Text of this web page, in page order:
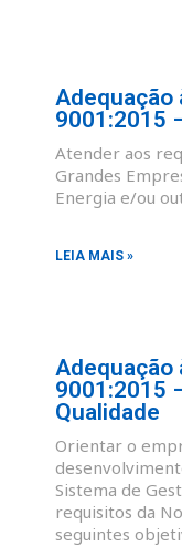
Adequação
9001:2015
Atender aos
Grandes
Energia e/ou
LEIA MAIS »
Adequação
9001:2015
Qualidade
Orientar o
Sistema de
requisitos da
seguintes